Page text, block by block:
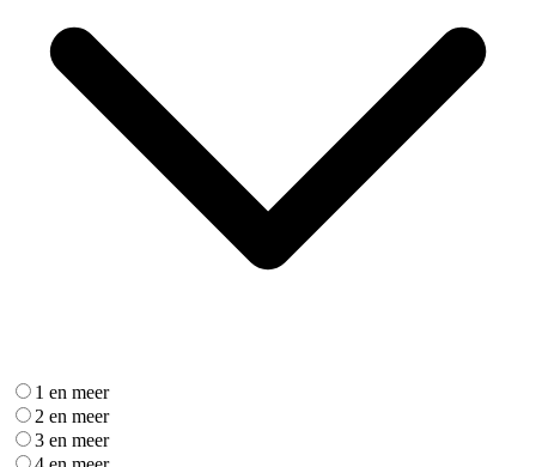
1 en meer
2 en meer
3 en meer